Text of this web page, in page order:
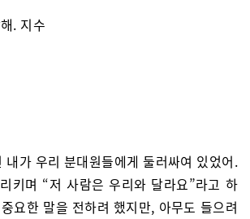
. 지수
내가 우리 분대원들에게 둘러싸여 있었어.
키며 “저 사람은 우리와 달라요”라고 하
요한 말을 전하려 했지만, 아무도 들으려